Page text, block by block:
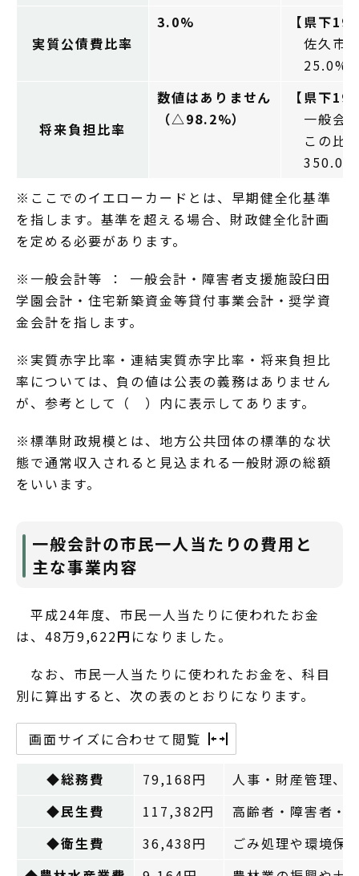
実質公債費比率
3.0%
【県下19
佐久市
25.0%
将来負担比率
数値はありません
（△98.2%）
【県下
一般会
この比
350.0%
※ここでのイエローカードとは、早期健全化基準
を指します。基準を超える場合、財政健全化計画
を定める必要があります。
※一般会計等 ： 一般会計・障害者支援施設臼田
学園会計・住宅新築資金等貸付事業会計・奨学資
金会計を指します。
※実質赤字比率・連結実質赤字比率・将来負担比
率については、負の値は公表の義務はありません
が、参考として（ ）内に表示してあります。
※標準財政規模とは、地方公共団体の標準的な状
態で通常収入されると見込まれる一般財源の総額
をいいます。
一般会計の市民一人当たりの費用と
主な事業内容
平成24年度、市民一人当たりに使われたお金
は、48万9,622円 になりました。
なお、市民一人当たりに使われたお金を、科目
別に算出すると、次の表のとおりになります。
画面サイズに合わせて閲覧
◆総務費 79,168円
人事・財産管理、
◆民生費
117,382円
高齢者・障害者・
◆衛生費
36,438円
ごみ処理や環境保